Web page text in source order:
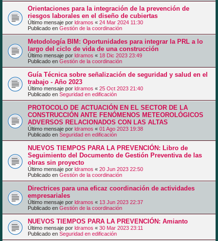
Orientaciones para la integración de la prevención de
riesgos laborales en el diseño de cubiertas
Último mensaje por ldramos « 24 Mar 2024 11:30
Publicado en Gestión de la coordinación
Metodología BIM: Oportunidades para integrar la PRL a lo
largo del ciclo de vida de una construcción
Último mensaje por ldramos « 18 Dic 2023 23:49
Publicado en Gestión de la coordinación
Guía Técnica sobre señalización de seguridad y salud en el
trabajo - Año 2023
Último mensaje por ldramos « 25 Oct 2023 21:40
Publicado en Seguridad en edificación
PROTOCOLO DE ACTUACIÓN EN EL SECTOR DE LA
CONSTRUCCIÓN ANTE FENÓMENOS METEOROLÓGICOS
ADVERSOS RELACIONADOS CON LAS ALTAS
Último mensaje por ldramos « 01 Ago 2023 19:38
Publicado en Seguridad en edificación
NUEVOS TIEMPOS PARA LA PREVENCIÓN: Libro de
Seguimiento del Documento de Gestión Preventiva de las
obras sin proyecto
Último mensaje por ldramos « 20 Jun 2023 22:50
Publicado en Gestión de la coordinación
Directrices para una eficaz coordinación de actividades
empresariales
Último mensaje por ldramos « 13 Jun 2023 22:37
Publicado en Gestión de la coordinación
NUEVOS TIEMPOS PARA LA PREVENCIÓN: Amianto
Último mensaje por ldramos « 30 Mar 2023 23:11
Publicado en Seguridad en edificación